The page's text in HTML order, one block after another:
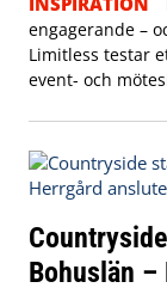
engagerande –
Limitless testar
event- och
Bohuslän